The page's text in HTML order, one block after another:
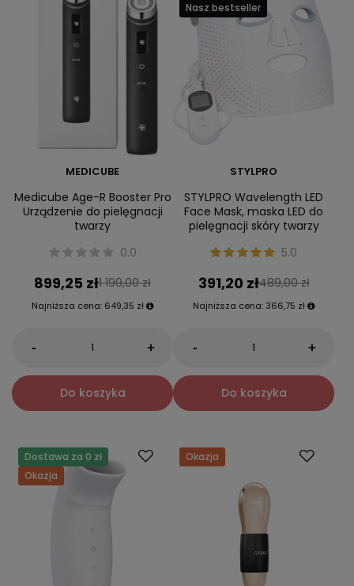
MEDICUBE
Medicube Age-R Booster Pro
Urządzenie do pielęgnacji
twarzy
0.0
899,25 zł1 199,00 zł
Najniższa cena: 649,35 zł
- +
Do koszyka
Nasz bestseller
STYLPRO
STYLPRO Wavelength LED
Face Mask, maska LED do
pielęgnacji skóry twarzy
5.0
391,20 zł489,00 zł
Najniższa cena: 366,75 zł
- +
Do koszyka
Dostawa za 0 zł
Okazja
Okazja